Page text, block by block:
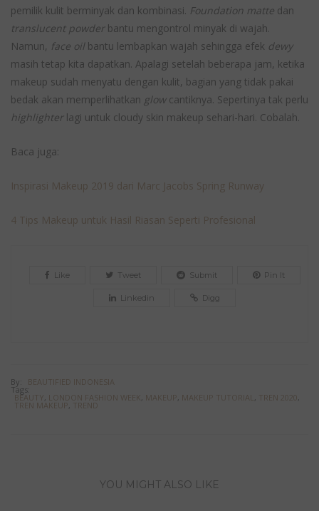
pemilik kulit berminyak dan kombinasi. Foundation matte dan
translucent powder bantu mengontrol minyak di wajah.
Namun, face oilbantu lembapkan wajah sehingga efek dewy
masih tetap kita dapatkan. Apalagi setelah beberapa jam, ketika
makeup sudah menyatu dengan kulit, bagian yang tidak pakai
bedak akan memperlihatkan glowcantiknya. Sepertinya tak perlu
highlighter lagi untuk cloudy skin makeup sehari-hari. Cobalah.
Baca juga:
Inspirasi Makeup 2019 dari Marc Jacobs Spring Runway
4 Tips Makeup untuk Hasil Riasan Seperti Profesional
Like Tweet Submit Pin It
Linkedin Digg
By: BEAUTIFIED INDONESIA
Tags:
BEAUTY , LONDON FASHION WEEK , MAKEUP, MAKEUP TUTORIAL , TREN 2020,
TREN MAKEUP, TREND
YOU MIGHT ALSO LIKE